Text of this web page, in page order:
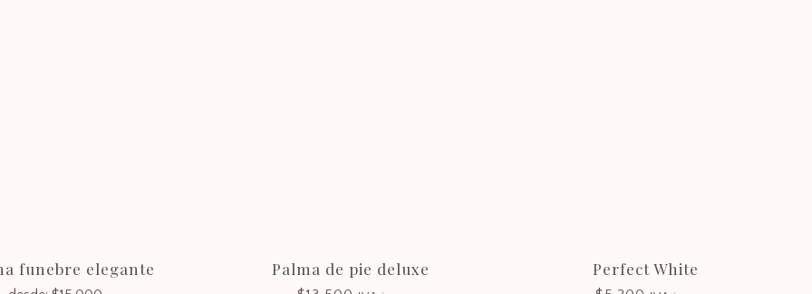
funebre elegante Palma de pie deluxe Perfect White